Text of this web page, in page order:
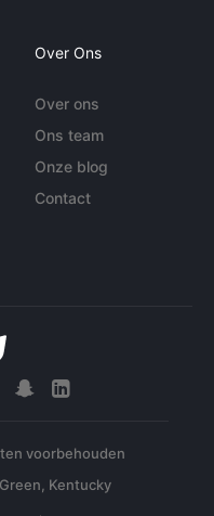
Over Ons
Over ons
Ons team
Onze blog
Contact
voorbehouden